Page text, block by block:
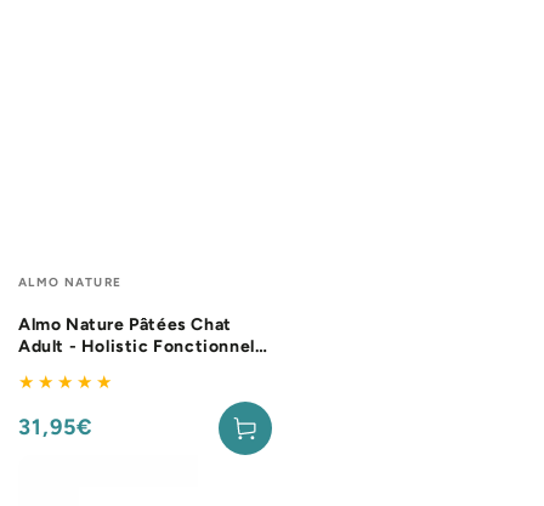
Fournisseur:
ALMO NATURE
Almo Nature Pâtées Chat
Adult - Holistic Fonctionnel
Prix
31,95€